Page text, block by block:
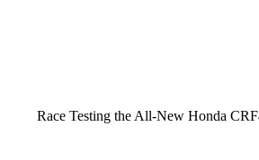
Race Testing the All-New Honda